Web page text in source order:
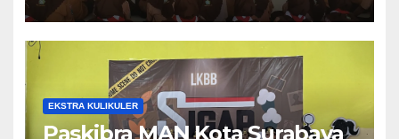
EKSTRA KULIKULER
Paskibra MAN Kota Surabaya